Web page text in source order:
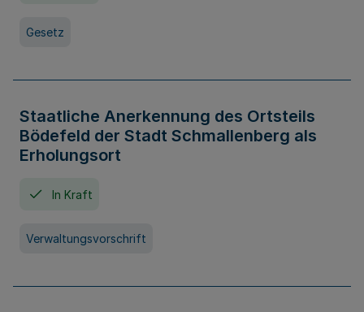
Gesetz
Staatliche Anerkennung des Ortsteils
Bödefeld der Stadt Schmallenberg als
Erholungsort
In Kraft
Verwaltungsvorschrift